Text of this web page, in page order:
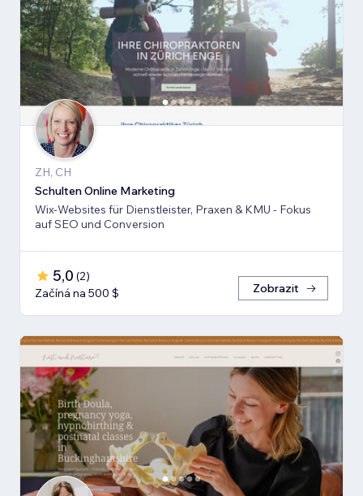
ZH, CH
Schulten Online Marketing
Wix-Websites für Dienstleister, Praxen & KMU - Fokus
auf SEO und Conversion
5,0 (2)
Začíná na 500 $
Zobrazit